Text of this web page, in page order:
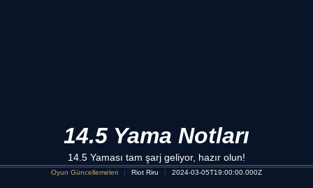
14.5 Yama Notları
14.5 Yaması tam şarj geliyor, hazır olun!
Oyun Güncellemeleri Riot Riru 2024-03-05T19:00:00.000Z